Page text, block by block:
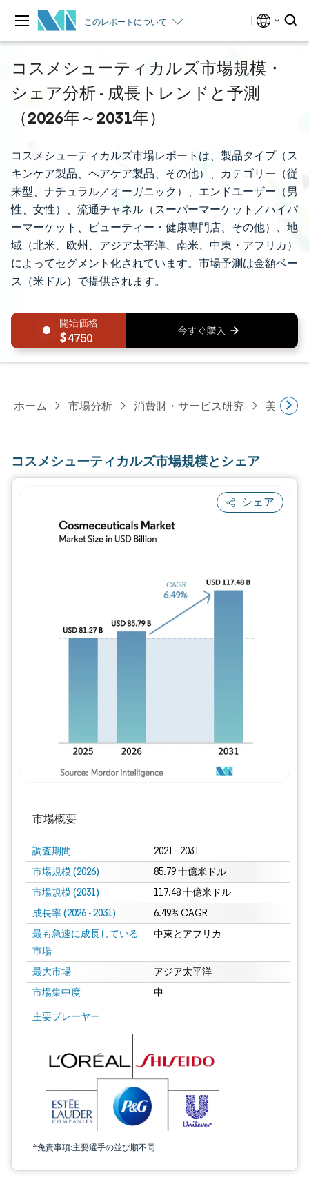
このレポートについて
コスメシューティカルズ市場規模・
シェア分析 - 成長トレンドと予測
（2026年～2031年）
コスメシューティカルズ市場レポートは、製品タイプ（ス
キンケア製品、ヘアケア製品、その他）、カテゴリー（従
来型、ナチュラル／オーガニック）、エンドユーザー（男
性、女性）、流通チャネル（スーパーマーケット／ハイパ
ーマーケット、ビューティー・健康専門店、その他）、地
域（北米、欧州、アジア太平洋、南米、中東・アフリカ）
によってセグメント化されています。市場予測は金額ベー
ス（米ドル）で提供されます。
4750
ホーム 市場分析 消費財・サービス研究 美容・
コスメシューティカルズ市場規模とシェア
シェア
市場概要
調査期間 2021 - 2031
市場規模 (2026) 85.79 十億米ドル
市場規模 (2031) 117.48 十億米ドル
成長率 (2026 - 2031) 6.49% CAGR
最も急速に成長している
市場
中東とアフリカ
最大市場 アジア太平洋
市場集中度 中
主要プレーヤー
*免責事項:主要選手の並び順不同
画像 © Mordor Intelligence。再利用にはCC BY 4.0の表示が必要です。